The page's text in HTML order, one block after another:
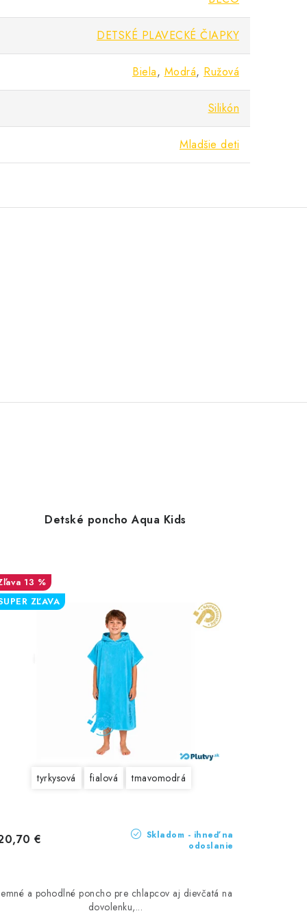
DETSKÉ PLAVECKÉ ČIAPKY
Biela, Modrá, Ružová
Silikón
Mladšie deti
Detské poncho Aqua Kids
13 %
ZĽAVA
tyrkysová fialová tmavomodrá
Skladom - ihneď na
odoslanie
€
a pohodlné poncho pre chlapcov aj dievčatá na
dovolenku,...